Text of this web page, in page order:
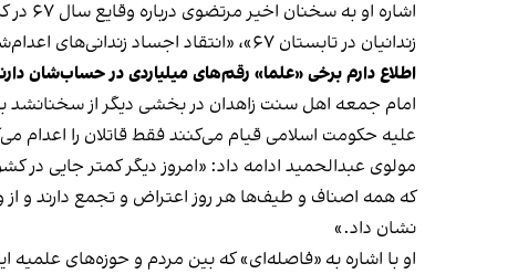
زندانیان در تابستان ۶۷»، «انتقاد اجساد زندانی‌های اعدام‌شده با کامیون به خارج از زندان»، «تجاوز جنسی به دختران محکوم به اعدام» و ... می‌گوید.
اطلاع دارم برخی «علما» رقم‌های میلیاردی در حساب‌شان
امام جمعه اهل سنت زاهدان در بخشی دیگر از سخنانشد
علیه حکومت اسلامی قیام می‌کنند فقط قاتلان را اعدام
مولوی عبدالحمید ادامه داد: «امروز دیگر کمتر جایی
که همه اصناف و طیف‌ها هر روز اعتراض و تجمع دارند و از
نشان داد.»
او با اشاره به «فاصله‌ای» که بین مردم و حوزه‌های